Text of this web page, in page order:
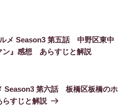
メ Season3 第五話 中野区東中
ン』感想 あらすじと解説
Season3 第六話 板橋区板橋のホ
すじと解説